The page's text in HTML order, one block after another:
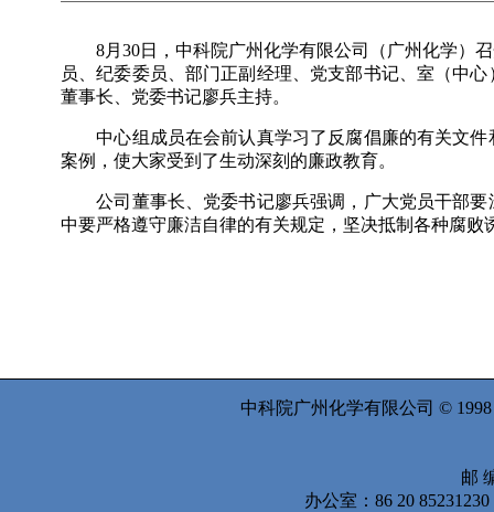
8月 30日
，中科院广州化学有限公司（广州化学）
员、纪委委员、部门正副经理、党支部书记、室（中
董事长、党委书记廖兵主持。
中心组成员在会前认真学习了反腐倡廉的有关文
案例，使大家受到了生动深刻的廉政教育。
公司董事长、党委书记廖兵强调，广大党员干部
中要严格遵守廉洁自律的有关规定，坚决抵制各种腐
中科院广州化学有限公司 ©
邮
办公室：86 20